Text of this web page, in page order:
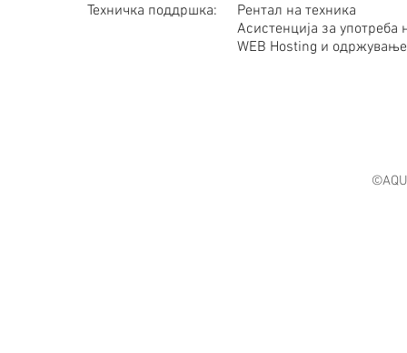
Техничка поддршка:
Рентал на техника
Асистенција за употреба
WEB Hosting и одржување